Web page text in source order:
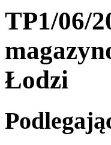
TP1/06/
Łodzi